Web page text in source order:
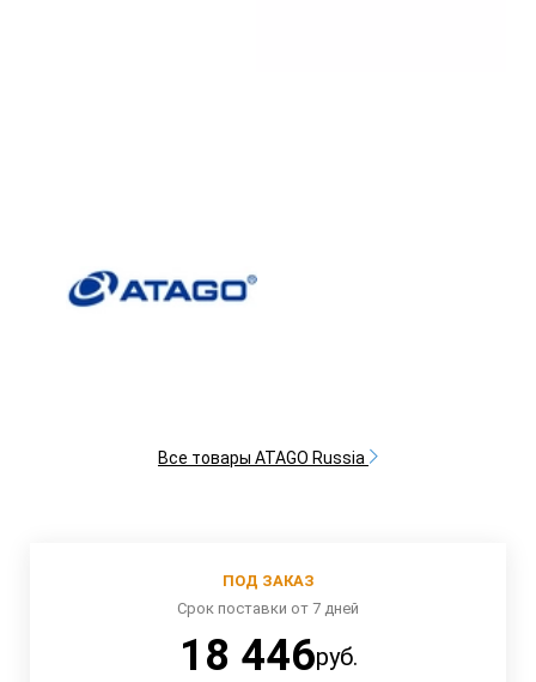
Все товары ATAGO Russia
ПОД ЗАКАЗ
Срок поставки от 7 дней
18 446руб.